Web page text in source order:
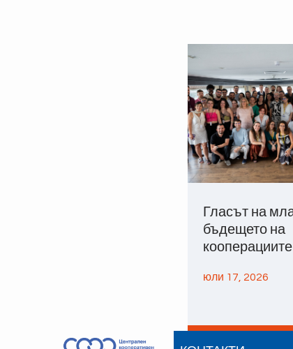
Гласът на
бъдещето на
кооперациите
юли 17, 2026